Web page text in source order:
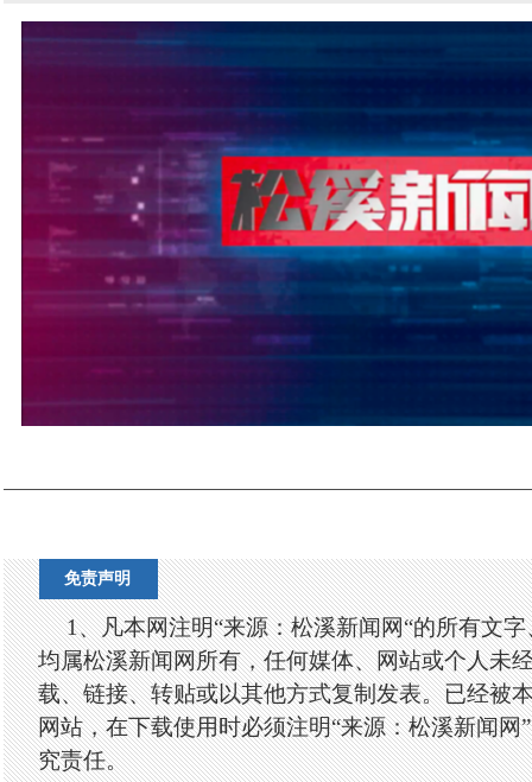
免责声明
1、凡本网注明“来源：松溪新闻网“的所有文
均属松溪新闻网所有，任何媒体、网站或个人未
载、链接、转贴或以其他方式复制发表。已经被
网站，在下载使用时必须注明“来源：松溪新闻网
究责任。